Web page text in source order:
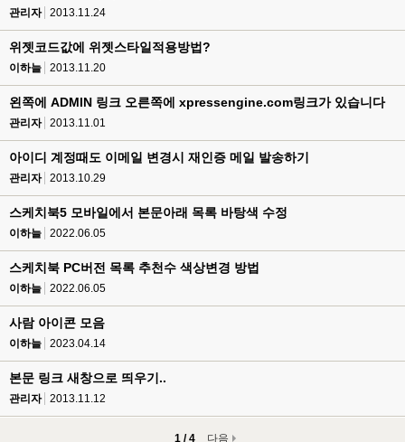
관리자 2013.11.24
위젯코드값에 위젯스타일적용방법?
이하늘 2013.11.20
왼쪽에 ADMIN 링크 오른쪽에 xpressengine.com링크가 있습니다
관리자 2013.11.01
아이디 계정때도 이메일 변경시 재인증 메일 발송하기
관리자 2013.10.29
스케치북5 모바일에서 본문아래 목록 바탕색 수정
이하늘 2022.06.05
스케치북 PC버전 목록 추천수 색상변경 방법
이하늘 2022.06.05
사람 아이콘 모음
이하늘 2023.04.14
본문 링크 새창으로 띄우기..
관리자 2013.11.12
1 / 4 다음